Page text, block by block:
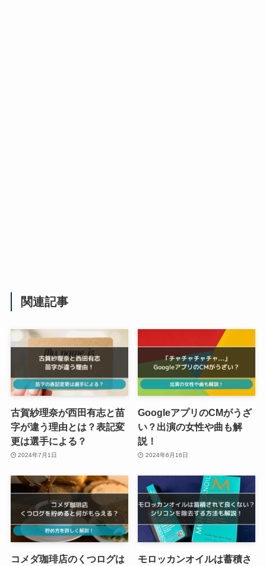
関連記事
古賀紗理奈が西田有志と苗
字が違う理由とは？表記変
更は選手による？
2024年7月1日
GoogleアプリのCMがうざ
い？出演の女性や曲も解
説！
2024年6月16日
コメダ珈琲店のくつログは
モロッカンオイルは蓄積さ